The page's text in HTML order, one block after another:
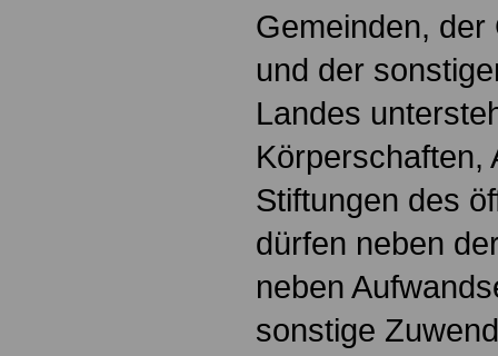
Gemeinden,
und der
Landes
Körperschaften,
Stiftungen des
dürfen neben
neben
sonstige